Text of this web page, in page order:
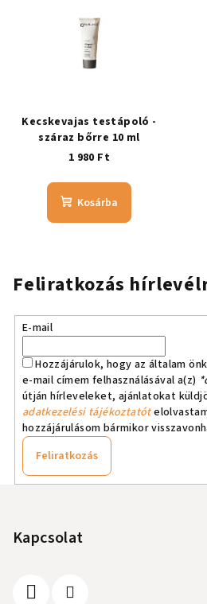
Kecskevajas testápoló -
száraz bőrre 10 ml
1 980 Ft
Kosárba
Feliratkozás
E-mail
Hozzájárulok, hogy az általam
e-mail címem felhasználásával a(z)
útján hírleveleket, ajánlatokat
adatkezelési tájékoztatót
hozzájárulásom bármikor
Feliratkozás
Kapcsolat